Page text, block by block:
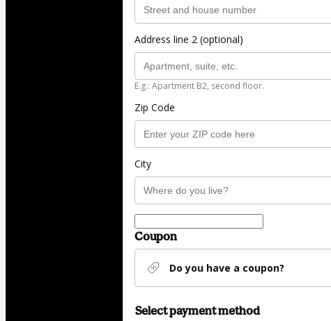
Address line 2 (optional)
E.g.: Apartment B2, second floor.
Zip Code
City
Coupon
Do you have a coupon?
Select payment method